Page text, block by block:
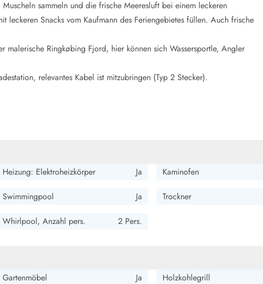
sammeln und die frische Meeresluft bei einem leckeren
leckeren Snacks vom Kaufmann des Feriengebietes füllen. Auch frische
malerische Ringkøbing Fjord, hier können sich Wassersportle, Angler
relevantes Kabel ist mitzubringen (Typ 2 Stecker).
Heizung: Elektroheizkörper Ja Kaminofen
Swimmingpool Ja Trockner
Whirlpool, Anzahl pers. 2 Pers.
Gartenmöbel Ja Holzkohlegrill